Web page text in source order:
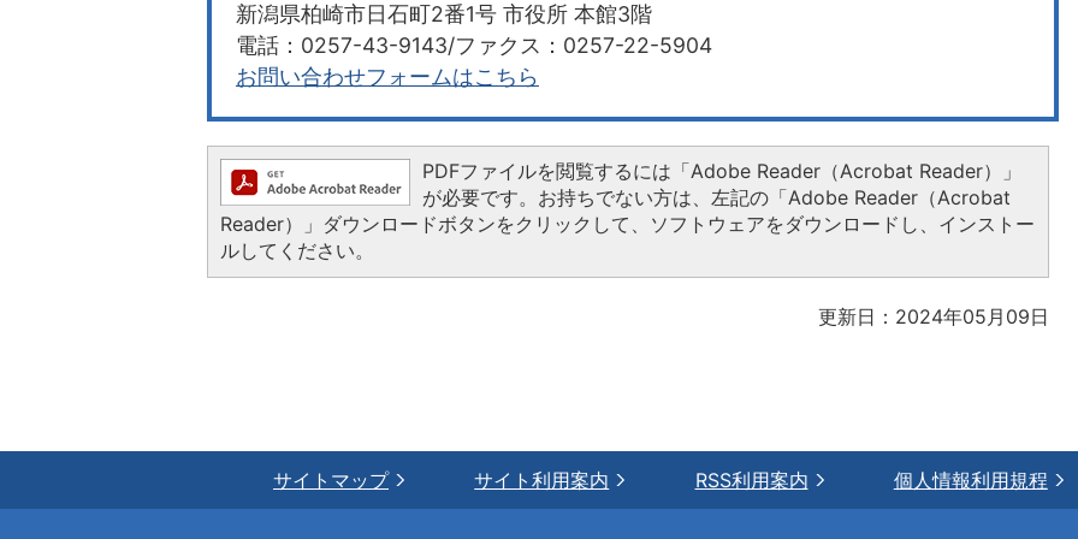
新潟県柏崎市日石町2番1号 市役所 本館3階
電話：0257-43-9143/ファクス：0257-22-5904
お問い合わせフォームはこちら
PDFファイルを閲覧するには「Adobe Reader（Acrobat Reader）」
が必要です。お持ちでない方は、左記の「Adobe Reader（Acrobat
Reader）」ダウンロードボタンをクリックして、ソフトウェアをダウンロードし、インストー
ルしてください。
更新日：2024年05月09日
サイトマップ サイト利用案内 RSS利用案内 個人情報利用規程